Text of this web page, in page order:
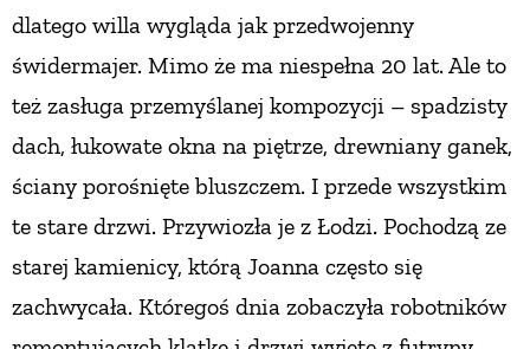
dlatego willa wygląda jak przedwojenny
świdermajer. Mimo że ma niespełna 20 lat. Ale to
też zasługa przemyślanej kompozycji – spadzisty
dach, łukowate okna na piętrze, drewniany ganek,
ściany porośnięte bluszczem. I przede wszystkim
te stare drzwi. Przywiozła je z Łodzi. Pochodzą ze
starej kamienicy, którą Joanna często się
zachwycała. Któregoś dnia zobaczyła robotników